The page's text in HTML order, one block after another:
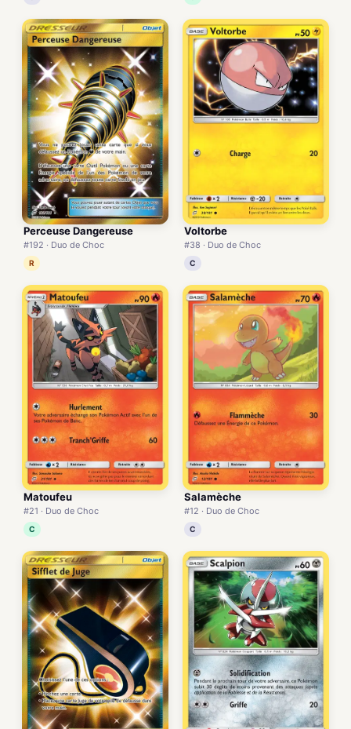
Perceuse Dangereuse
#192 · Duo de Choc
R
Voltorbe
#38 · Duo de Choc
C
Matoufeu
#21 · Duo de Choc
C
Salamèche
#12 · Duo de Choc
C